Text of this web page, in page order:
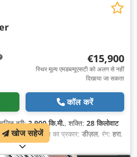
€15,900
स्थिर मूल्य एमडब्ल्यूएसटी को अलग से नहीं
दिखाया जा सकता
कॉल करें
दूरी:3,900 कि.मी., शक्ति: 28 किलोवाट
07/2002, ईंधन का प्रकार: डीज़ल, रंग: हरा,
अन्य, संचालन के घंटे:
खोज सहेजें